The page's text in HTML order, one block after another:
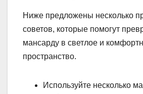
Ниже предложены несколько
советов, которые помогут
мансарду в светлое и
пространство.
Используйте несколько